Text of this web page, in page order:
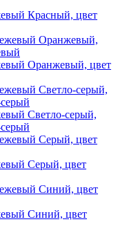
Красный, цвет
Оранжевый, цвет
Светло-серый,
Серый, цвет
Синий, цвет